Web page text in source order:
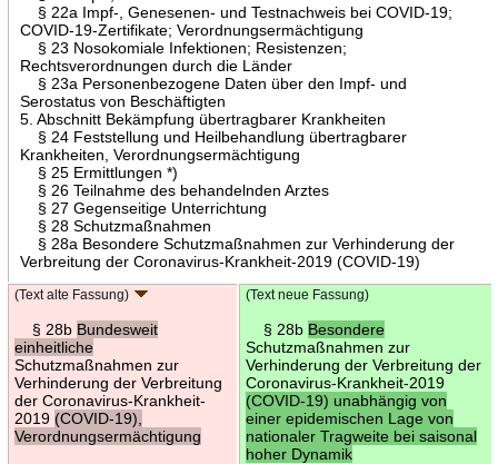
§ 22a Impf-, Genesenen- und Testnachweis bei COVID-19;
COVID-19-Zertifikate; Verordnungsermächtigung
§ 23 Nosokomiale Infektionen; Resistenzen;
Rechtsverordnungen durch die Länder
§ 23a Personenbezogene Daten über den Impf- und
Serostatus von Beschäftigten
5. Abschnitt Bekämpfung übertragbarer Krankheiten
§ 24 Feststellung und Heilbehandlung übertragbarer
Krankheiten, Verordnungsermächtigung
§ 25 Ermittlungen *)
§ 26 Teilnahme des behandelnden Arztes
§ 27 Gegenseitige Unterrichtung
§ 28 Schutzmaßnahmen
§ 28a Besondere Schutzmaßnahmen zur Verhinderung der
Verbreitung der Coronavirus-Krankheit-2019 (COVID-19)
(Text alte Fassung)
§ 28b Bundesweit
einheitliche
Schutzmaßnahmen zur
Verhinderung der Verbreitung
der Coronavirus-Krankheit-
2019 (COVID-19),
Verordnungsermächtigung
(Text neue Fassung)
§ 28b Besondere
Schutzmaßnahmen zur
Verhinderung der Verbreitung der
Coronavirus-Krankheit-2019
(COVID-19) unabhängig von
einer epidemischen Lage von
nationaler Tragweite bei saisonal
hoher Dynamik